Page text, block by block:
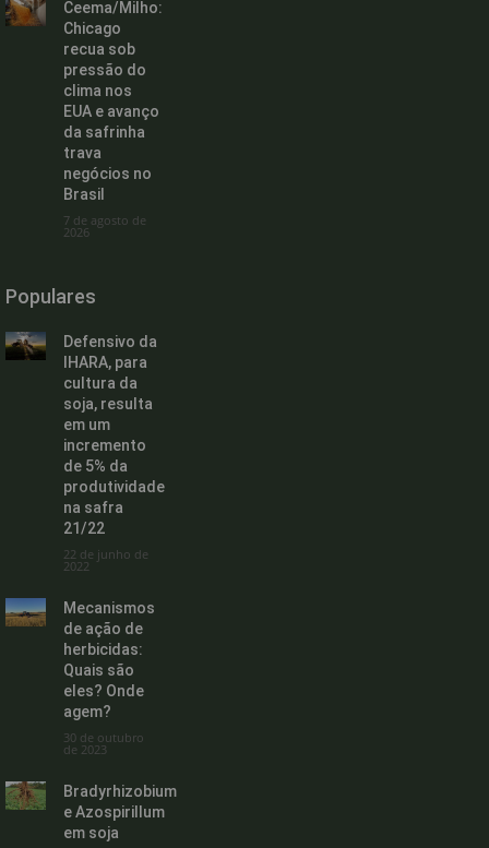
Ceema/Milho:
Chicago
recua sob
pressão do
clima nos
EUA e avanço
da safrinha
trava
negócios no
Brasil
7 de agosto de
2026
Populares
Defensivo da
IHARA, para
cultura da
soja, resulta
em um
incremento
de 5% da
produtividade
na safra
21/22
22 de junho de
2022
Mecanismos
de ação de
herbicidas:
Quais são
eles? Onde
agem?
30 de outubro
de 2023
Bradyrhizobium
e Azospirillum
em soja